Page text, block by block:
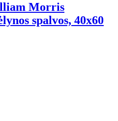
Morris
spalvos, 40x60